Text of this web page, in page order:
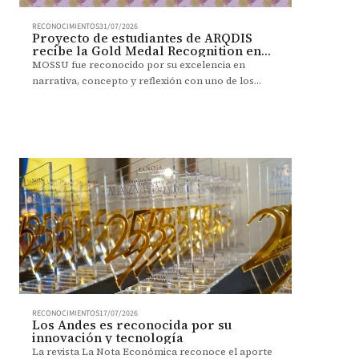
RECONOCIMIENTOS31/07/2026
Proyecto de estudiantes de ARQDIS
recibe la Gold Medal Recognition en
BDC 2026
MOSSU fue reconocido por su excelencia en
narrativa, concepto y reflexión con uno de los
RECONOCIMIENTOS17/07/2026
Los Andes es reconocida por su
innovación y tecnología
La revista La Nota Económica reconoce el aporte